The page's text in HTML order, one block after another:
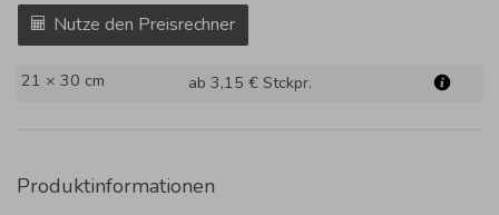
Nutze den Preisrechner
21 × 30 cm ab 3,15 € Stckpr.
Produktinformationen